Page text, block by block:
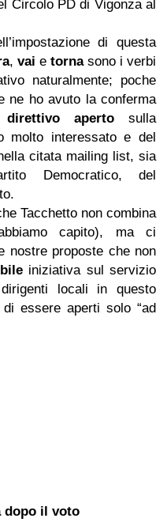
Circolo PD di Vigonza al
di questa
, vai e tornasono i verbi
naturalmente; poche
ne ho avuto la conferma
direttivo aperto sulla
molto interessato e del
citata mailing list, sia
Democratico, del
Tacchetto non combina
capito), ma ci
nostre proposte che non
iniziativa sul servizio
locali in questo
essere aperti solo “ad
dopo il voto